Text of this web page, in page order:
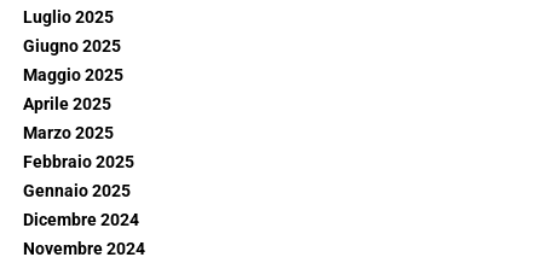
Luglio 2025
Giugno 2025
Maggio 2025
Aprile 2025
Marzo 2025
Febbraio 2025
Gennaio 2025
Dicembre 2024
Novembre 2024